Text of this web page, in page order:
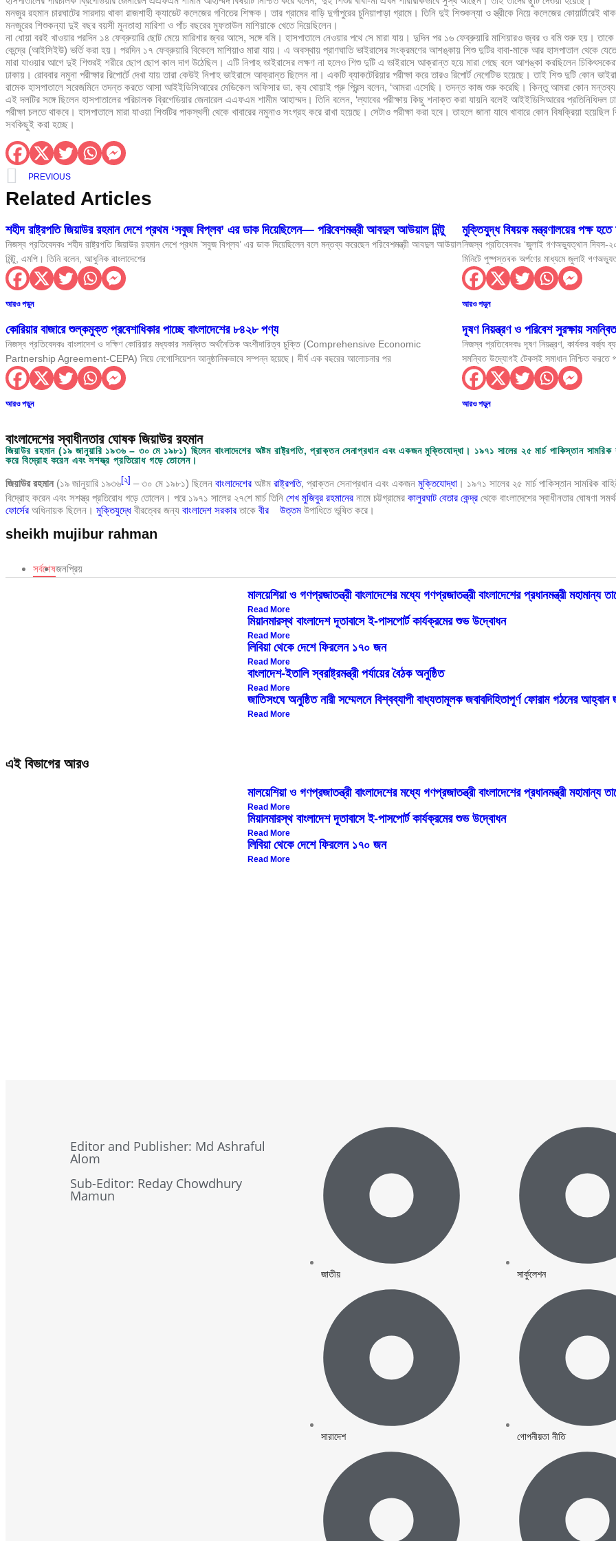
শিশুদের সুস্বাস্থ্যে মায়ের দুধের বিকল্প নেই: স্বাস্থ্যমন্ত্রী
ওয়ার্ল্ড মিডিয়া পারফরমেন্স অ্যাওয়ার্ড ২০২৬
হোটেলে অনৈতিক ব্যবসায়ী থেকে স্প্যা ব্যবসায়ী নুর ইসলাম
ধর্ম যার যার, রাষ্ট্র সবার – প্রধানমন্ত্রীর এই ঘোষণাই সকল সম্প্রীতির ভিত্তিভূমি তথ্যমন্ত্রী
গুজবে কান নয়, তথ্য যাচাই করে সংবাদ প্রকাশ করুন — ফকির মাহবুব আনাম
বন্দর অবকাঠামো উন্নয়নে কাতার সরকারকে বিনিয়োগের আহ্বান নৌপরিবহন মন্ত্রীর
জুলাই শহীদদের গেজেট ও কবর সংরক্ষণে দ্রুত ব্যবস্থা নেওয়া হবে: প্রতিমন্ত্রী ইশরাক
নারী নেতৃত্ব এবং টেকসই অর্থনৈতিক প্রবৃদ্ধি ত্বরান্বিত করতে জেবিসিসআই-এর উদ্যোগে ‘জাপান–বাংলাদেশ বিজনেস উইমেন কনফারেন্স’ অনুষ্ঠিত
গণতন্ত্র শক্তিশালীকরণ ও অর্থনৈতিক পুনর্গঠনে কাজ করছে সরকার: স্থানীয় সরকার মন্ত্রী
বাংলাদেশি জাতীয়তাবাদের দর্শনই আমাদের অন্তর্ভুক্তিমূলক জাতীয় পরিচয়: তথ্য ও সম্প্রচার মন্ত্রী
পিলখানাস্থ বিজিবি সদর দপ্তর পরিদর্শন করলেন মাননীয় স্বরাষ্ট্রমন্ত্রী
তরুণ ছেলে-মেয়েদের চরিত্র গঠন ও শারীরিক বিকাশে খেলাধুলায় সম্পৃক্ত করাই সরকারের মূল লক্ষ্য: মহিলা ও শিশু বিষয়ক এবং সমাজকল্যাণ মন্ত্রী ডা. এ
সাংবাদিক সুরক্ষা ও কল্যাণ ফাউন্ডেশন-এর জরুরি আলোচনা সভা অনুষ্ঠিত
দায়বদ্ধতা থেকে কার্যকর প্রভাবের বার্তা দিয়ে অনুষ্ঠিত হলো সাসটেইনাবিলিটি সামিট ২০২৬
রোহিঙ্গা সংকট সমাধান থেকে বাণিজ্য সম্প্রসারণ—বাংলাদেশের পাশে থাকার আশ্বাস চীনের
বন্যাদুর্গত কৃষকদের সহায়তায় বীজ ও ভ্যাকসিন বিতরণে অনিয়মে ‘জিরো টলারেন্স’ —-মৎস্য ও প্রাণিসম্পদ এবং কৃষিমন্ত্রী
নারী বিষয়ক নবম ওআইসি মিনিস্ট্রিয়াল সম্মেলনে মহিলা ও শিশু বিষয়ক মন্ত্রী’র নেতৃত্বে বাংলাদেশ প্রতিনিধিদলের যোগদান
বেসরকারি বিশ্ববিদ্যালয়ের কর মওকুফের অর্থ শিক্ষার গুণগত মান ও গবেষণায় ব্যবহারের আহ্বান জানান অর্থ মন্ত্রী আমির খসরু মাহমুদ চৌধুরী
নজরুল বর্ষের কর্মসূচি জনমুখী করার প্রত্যয়: শিল্পকলা একাডেমিতে জমকালো ‘শিল্পী সম্মেলন’ ও মতবিনিময় সভা অনুষ্ঠিত
সাবেক স্পিকার ব্যারিস্টার জমির উদ্দিন সরকার এর মৃত্যুতে তথ্যমন্ত্রীর শোক
নারী বিষয়ক ৯ম ওআইসি মিনিস্ট্রিয়াল সম্মেলনে যোগ দিতে বাংলাদেশের সমাজকল্যাণ এবং মহিলা ও শিশু বিষয়ক মন্ত্রীর ইসলামাবাদে আগমণ
ইউএন-কপস’ সম্মেলনে অংশ নিতে নিউইয়র্ক যাচ্ছেন স্বরাষ্ট্রমন্ত্রী
মোহাম্মদ তমিজ উদ্দিনকে উপদেষ্টা করে ঢাকা-১৯-এ জুলাই-আগস্ট উদযাপন পরিষদ গঠন
শিক্ষা এবং প্রাথমিক ও গণশিক্ষা মন্ত্রী ড. আ ন ম এহছানুল হক মিলন বলেছেন, আগামী দিনে শিক্ষকরা যাতে নির্বাচনে অংশগ্রহণ করতে না পারে, সেজন্য
নতুন কুঁড়ি স্পোর্টস-এর ২য় আসর সফল করতে যুব ও ক্রীড়া মন্ত্রণালয়ে জাতীয় কমিটির প্রস্তুতিমূলক সভা অনুষ্ঠিত
আরিচা-দৌলতদিয়া ফেরীঘাট পরিদর্শন করেছেন নৌপরিবহন প্রতিমন্ত্রী যাত্রীসেবা উন্নয়ন, নিরাপত্তা জোরদার ও অবকাঠামো রক্ষণাবেক্ষণে নির্দেশনা প্রদান
পূর্বাচলে ‘বরকাউ পুলিশ ক্যাম্প’-এর শুভ উদ্বোধন করলেন আইজিপি
বিপুল পরিমাণ ইয়াবাসহ ক্ষুদ্র-নৃতাত্ত্বিক গোষ্ঠীর ৪ সদস্য গ্রেফতার :
জুলাইয়ে ‘নতুন কুঁড়ি স্পোর্টস- এর দ্বিতীয় মৌসুমের রেজিস্ট্রেশন: যুব ও ক্রীড়া প্রতিমন্ত্রীর ঘোষণা
নির্বাচনী ইশতেহার অনুযায়ী দেশকে জুয়া ও মাদকমুক্ত করার লক্ষ্যে পদক্ষেপ নেয়া হচ্ছে- স্বরাষ্ট্রমন্ত্রী
দেশের সীমান্তে একজনকেও অবৈধভাবে পুশ-ইন হতে দেওয়া হয়নি- স্বরাষ্ট্রমন্ত্রী
মুগদা থানা পুলিশের অভিযানে বিভিন্ন অপরাধে জড়িত ১০ জন গ্রেফতার
বেসামরিক বিমান পরিবহন ও পর্যটন মন্ত্রণালয়ের মাননীয় মন্ত্রীর সঙ্গে বাংলাদেশে নিযুক্ত ইতালির রাষ্ট্রদূত এর সৌজন্য সাক্ষাৎ
মালয়েশিয়া ও গণপ্রজাতন্ত্রী বাংলাদেশের মধ্যে গণপ্রজাতন্ত্রী বাংলাদেশের প্রধানমন্ত্রী মহামান্য তারেক রহমানের মালয়েশিয়া সফর উপলক্ষে
মনজুর রহমান চারঘাটের সারদায় থাকা রাজশাহী ক্যাডেট কলেজের গণিতের শিক্ষক। তার গ্রামের বাড়ি দুর্গাপুরের চুনিয়াপাড়া গ্রামে। তিনি দুই শিশুকন্যা ও স্ত্রীকে নিয়ে কলেজের
মনজুরের শিশুকন্যা দুই বছর বয়সী মুনতাহা মারিশা ও পাঁচ বছরের মুফতাউল মাশিয়াকে খেতে দিয়েছিলেন।
না ধোয়া বরই খাওয়ার পরদিন ১৪ ফেব্রুয়ারি ছোট মেয়ে মারিশার জ্বর আসে, সঙ্গে বমি। হাসপাতালে নেওয়ার পথে সে মারা যায়। দুদিন পর ১৬ ফেব্রুয়ারি মাশিয়ারও জ্বর ও বমি শুরু হয়। তাকে
কেন্দ্রে (আইসিইউ) ভর্তি করা হয়। পরদিন ১৭ ফেব্রুয়ারি বিকেলে মাশিয়াও মারা যায়। এ অবস্থায় প্রাণঘাতি ভাইরাসের সংক্রমণের আশঙ্কায় শিশু দুটির বাবা-মাকে আর হাসপাতাল থেকে
মারা যাওয়ার আগে দুই শিশুরই শরীরে ছোপ ছোপ কাল দাগ উঠেছিল। এটি নিপাহ ভাইরাসের লক্ষণ না হলেও শিশু দুটি এ ভাইরাসে আক্রান্ত হয়ে মারা গেছে বলে আশঙ্কা করছিলেন
ঢাকায়। রোববার নমুনা পরীক্ষার রিপোর্টে দেখা যায় তারা কেউই নিপাহ ভাইরাসে আক্রান্ত ছিলেন না। একটি ব্যাকটেরিয়ার পরীক্ষা করে তারও রিপোর্ট নেগেটিভ হয়েছে। তাই শিশু দুটি কোন
রামেক হাসপাতালে সরেজমিনে তদন্ত করতে আসা আইইডিসিআরের মেডিকেল অফিসার ডা. ক্য থোয়াই প্রু প্রিন্স বলেন, ‘আমরা এসেছি। তদন্ত কাজ শুরু করেছি। কিন্তু আমরা কোন মন্তব্য
এই দলটির সঙ্গে ছিলেন হাসপাতালের পরিচালক ব্রিগেডিয়ার জেনারেল এএফএম শামীম আহাম্মদ। তিনি বলেন, ‘ল্যাবের পরীক্ষায় কিছু শনাক্ত করা যায়নি বলেই আইইডিসিআরের
পরীক্ষা চলতে থাকবে। হাসপাতালে মারা যাওয়া শিশুটির পাকস্থলী থেকে খাবারের নমুনাও সংগ্রহ করে রাখা হয়েছে। সেটাও পরীক্ষা করা হবে। তাহলে জানা যাবে খাবারে কোন বিষক্রিয়া
সবকিছুই করা হচ্ছে।
PREVIOUS
Related Articles
শহীদ রাষ্ট্রপতি জিয়াউর রহমান দেশে প্রথম ‘সবুজ বিপ্লব’ এর ডাক দিয়েছিলেন— পরিবেশমন্ত্রী আবদুল আউয়াল মিন্টু
নিজস্ব প্রতিবেদকঃ শহীদ রাষ্ট্রপতি জিয়াউর রহমান দেশে প্রথম ‘সবুজ বিপ্লব’ এর ডাক দিয়েছিলেন বলে মন্তব্য করেছেন পরিবেশমন্ত্রী আবদুল আউয়াল
মিন্টু, এমপি। তিনি বলেন, আধুনিক বাংলাদেশের
আরও পড়ুন
মুক্তিযুদ্ধ বিষয়ক মন্ত্রণালয়ের পক্ষ
নিজস্ব প্রতিবেদকঃ ‘জুলাই গণঅভ্যুত্থান দিবস-
মিনিটে পুষ্পস্তবক অর্পণের মাধ্যমে জুলাই
আরও পড়ুন
কোরিয়ার বাজারে শুল্কমুক্ত প্রবেশাধিকার পাচ্ছে বাংলাদেশের ৮৪২৮ পণ্য
নিজস্ব প্রতিবেদকঃ বাংলাদেশ ও দক্ষিণ কোরিয়ার মধ্যকার সমন্বিত অর্থনৈতিক অংশীদারিত্ব চুক্তি (Comprehensive Economic
Partnership Agreement-CEPA) নিয়ে নেগোসিয়েশন আনুষ্ঠানিকভাবে সম্পন্ন হয়েছে। দীর্ঘ এক বছরের আলোচনার পর
আরও পড়ুন
দূষণ নিয়ন্ত্রণ ও পরিবেশ সুরক্ষায়
নিজস্ব প্রতিবেদকঃ দূষণ নিয়ন্ত্রণ, কার্যকর বর্জ্য
সমন্বিত উদ্যোগই টেকসই সমাধান নিশ্চিত করতে
আরও পড়ুন
বাংলাদেশের স্বাধীনতার ঘোষক জিয়াউর রহমান
জিয়াউর রহমান (১৯ জানুয়ারি ১৯৩৬ – ৩০ মে ১৯৮১) ছিলেন বাংলাদেশের অষ্টম রাষ্ট্রপতি, প্রাক্তন সেনাপ্রধান এবং একজন মুক্তিযোদ্ধা। ১৯৭১ সালের ২৫ মার্চ পাকিস্তান
করে বিদ্রোহ করেন এবং সশস্ত্র প্রতিরোধ গড়ে তোলেন।
জিয়াউর রহমান(১৯ জানুয়ারি ১৯৩৬[২] – ৩০ মে ১৯৮১) ছিলেন বাংলাদেশের অষ্টম রাষ্ট্রপতি, প্রাক্তন সেনাপ্রধান এবং একজন মুক্তিযোদ্ধা । ১৯৭১ সালের ২৫ মার্চ পাকিস্তান সামরিক
বিদ্রোহ করেন এবং সশস্ত্র প্রতিরোধ গড়ে তোলেন। পরে ১৯৭১ সালের ২৭শে মার্চ তিনি শেখ মুজিবুর রহমানের নামে চট্টগ্রামের কালুরঘাট বেতার কেন্দ্র থেকে বাংলাদেশের স্বাধীনতার ঘোষণা
ফোর্সের অধিনায়ক ছিলেন। মুক্তিযুদ্ধে বীরত্বের জন্য বাংলাদেশ সরকারতাকে বীর উত্তম উপাধিতে ভূষিত করে।
sheikh mujibur rahman
সর্বশেষজনপ্রিয়
মালয়েশিয়া ও গণপ্রজাতন্ত্রী বাংলাদেশের মধ্যে গণপ্রজাতন্ত্রী বাংলাদেশের প্রধানমন্ত্রী মহামান্য
Read More
মিয়ানমারস্থ বাংলাদেশ দূতাবাসে ই-পাসপোর্ট কার্যক্রমের শুভ উদ্বোধন
Read More
লিবিয়া থেকে দেশে ফিরলেন ১৭০ জন
Read More
বাংলাদেশ-ইতালি স্বরাষ্ট্রমন্ত্রী পর্যায়ের বৈঠক অনুষ্ঠিত
Read More
জাতিসংঘে অনুষ্ঠিত নারী সম্মেলনে বিশ্বব্যাপী বাধ্যতামূলক জবাবদিহিতাপূর্ণ ফোরাম গঠনের
Read More
এই বিভাগের আরও
মালয়েশিয়া ও গণপ্রজাতন্ত্রী বাংলাদেশের মধ্যে গণপ্রজাতন্ত্রী বাংলাদেশের প্রধানমন্ত্রী মহামান্য
Read More
মিয়ানমারস্থ বাংলাদেশ দূতাবাসে ই-পাসপোর্ট কার্যক্রমের শুভ উদ্বোধন
Read More
লিবিয়া থেকে দেশে ফিরলেন ১৭০ জন
Read More
Editor and Publisher: Md Ashraful
Alom
Sub-Editor: Reday Chowdhury
Mamun
জাতীয়
সারাদেশ
সার্কুলেশন
গোপনীয়তা নীতি